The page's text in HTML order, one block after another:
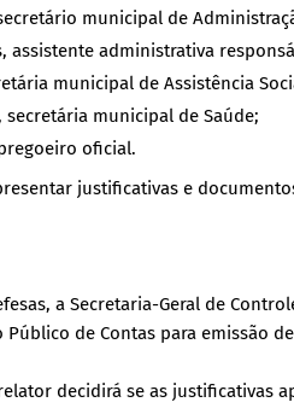
municipal de
assistente administrativa
municipal de Assistência
secretária municipal de Saúde;
oficial.
justificativas e
a Secretaria-Geral de
de Contas para emissão
decidirá se as justificativas